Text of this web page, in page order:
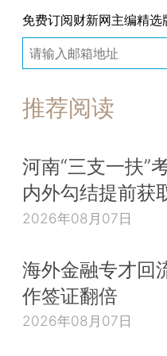
免费订阅财新网主编精选
推荐阅读
河南“三支一扶”
内外勾结提前获
2026年08月07日
海外金融专才回
作签证翻倍
2026年08月07日